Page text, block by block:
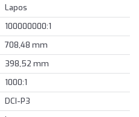
Lapos
100000000:1
708,48 mm
398,52 mm
1000:1
DCI-P3